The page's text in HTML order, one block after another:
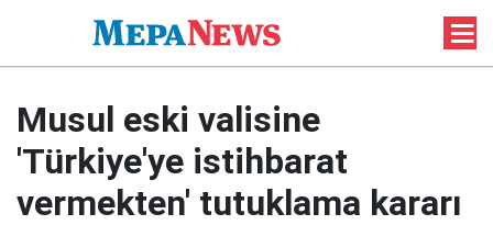
Musul eski valisine
'Türkiye'ye istihbarat
vermekten' tutuklama kararı